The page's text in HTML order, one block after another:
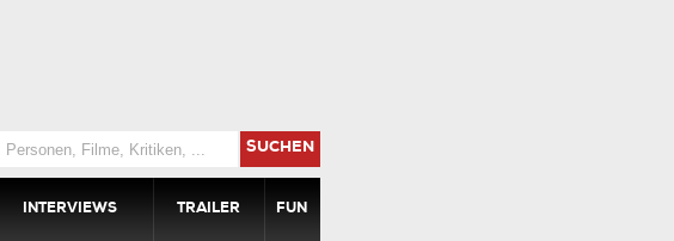
SUCHEN
INTERVIEWS TRAILER FUN